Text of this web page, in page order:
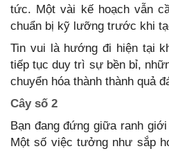
tức. Một vài kế hoạch vẫn
chuẩn bị kỹ lưỡng trước khi
Tin vui là hướng đi hiện tại
tiếp tục duy trì sự bền bỉ,
chuyển hóa thành thành quả
Cây số 2
Bạn đang đứng giữa ranh
Một số việc tưởng như sắp